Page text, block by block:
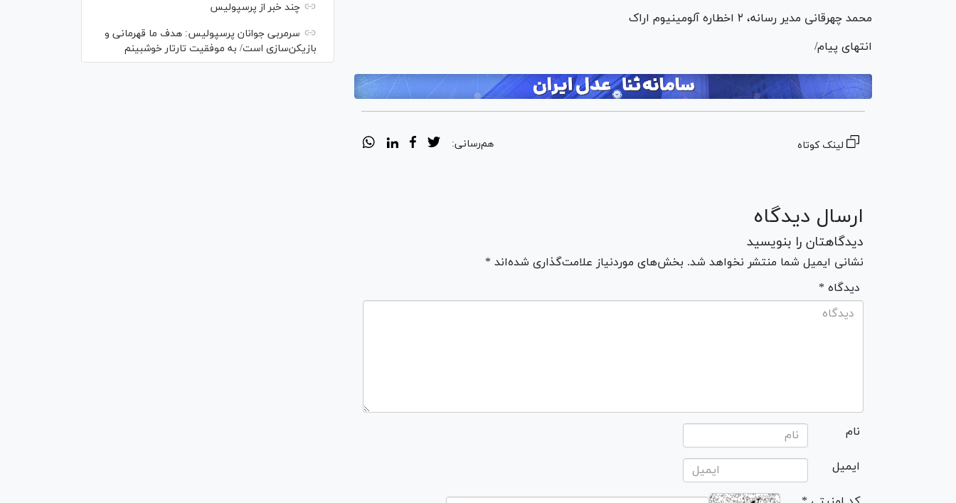
محمد چهرقانی مدیر رسانه، ۲ اخطاره آلومینیوم اراک
انتهای پیام/
لینک کوتاه هم‌رسانی:
ارسال دیدگاه
دیدگاهتان را بنویسید
نشانی ایمیل شما منتشر نخواهد شد. بخش‌های موردنیاز علامت‌گذاری شده‌اند *
* دیدگاه
نام
ایمیل
چند خبر از پرسپولیس
سرمربی جوانان پرسپولیس: هدف ما قهرمانی و
بازیکن‌سازی است/ به موفقیت تارتار خوشبینم